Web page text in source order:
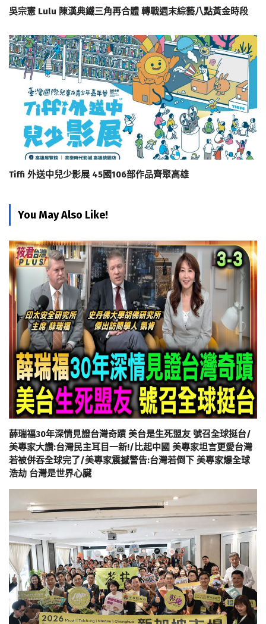
吳宗憲 Lulu 陳漢典鐵三角再合體 轉戰週末綜藝八點黃金時段
Tiffi 外送中兒少影展 45國106部作品齊聚高雄
You May Also Like!
薛瑞福30年深情見證台灣奇蹟 美台是生死盟友 號召全球挺台/
美專家大讚:台灣民主耳目一新!/比起中國 美專家坦言更愛台灣
若被併吞全球完了/美專家震撼警告:台灣若倒下 美專家爆全球
浩劫 台灣是世界心臟